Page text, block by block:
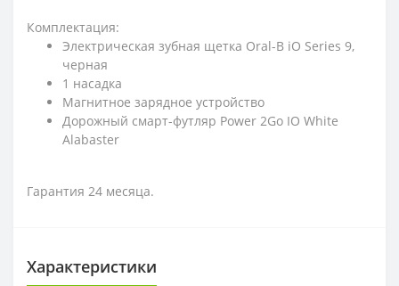
Комплектация:
Электрическая зубная щетка Oral-B iO Series 9,
черная
1 насадка
Магнитное зарядное устройство
Дорожный смарт-футляр Power 2Go IO White
Alabaster
Гарантия 24 месяца.
Характеристики